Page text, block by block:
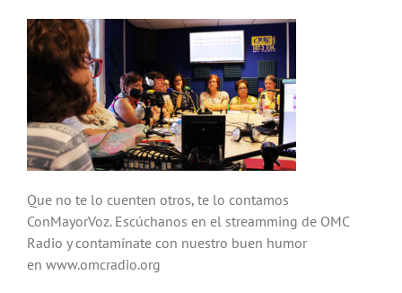
Que no te lo cuenten otros, te lo contamos
ConMayorVoz. Escúchanos en el streamming de OMC
Radio y contamínate con nuestro buen humor
en www.omcradio.org